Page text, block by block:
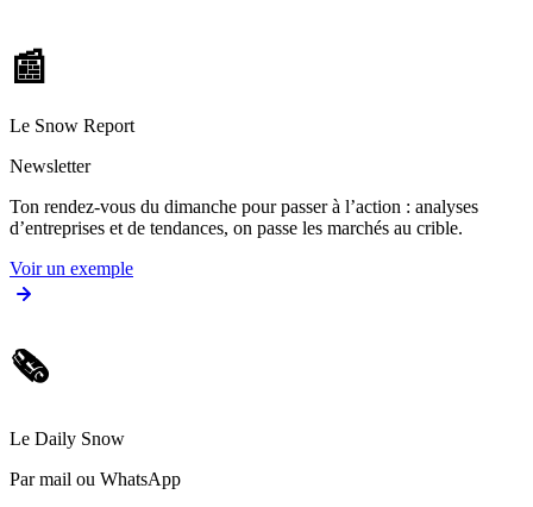
📰
Le Snow Report
Newsletter
Ton rendez-vous du dimanche pour passer à l’action : analyses
d’entreprises et de tendances, on passe les marchés au crible.
Voir un exemple
🗞️
Le Daily Snow
Par mail ou WhatsApp